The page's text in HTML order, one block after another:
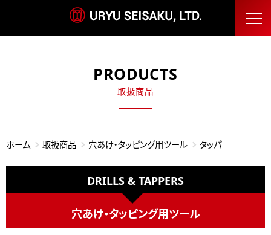
PRODUCTS
取扱商品
ホーム 取扱商品 穴あけ・タッピング用ツール タッパ
DRILLS & TAPPERS
穴あけ・タッピング用ツール